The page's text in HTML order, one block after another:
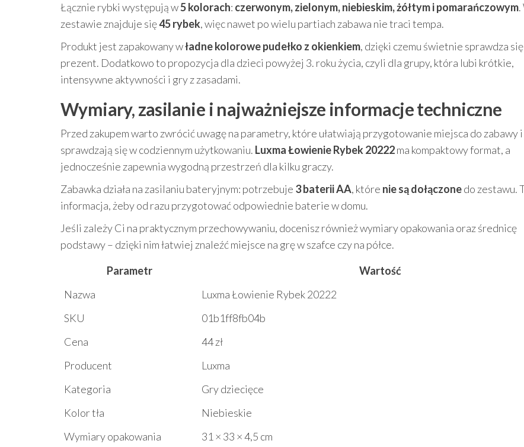
Łącznie rybki występują w5 kolorach: czerwonym, zielonym, niebieskim, żółtym i pomarańczowym.
zestawie znajduje się45 rybek, więc nawet po wielu partiach zabawa nie traci tempa.
Produkt jest zapakowany władne kolorowe pudełko z okienkiem, dzięki czemu świetnie sprawdza
prezent. Dodatkowo to propozycja dla dzieci powyżej 3. roku życia, czyli dla grupy, która lubi krótkie,
intensywne aktywności i gry z zasadami.
Wymiary, zasilanie i najważniejsze informacje techniczne
Przed zakupem warto zwrócić uwagę na parametry, które ułatwiają przygotowanie miejsca do zabawy i
sprawdzają się w codziennym użytkowaniu. Luxma Łowienie Rybek 20222ma kompaktowy format, a
jednocześnie zapewnia wygodną przestrzeń dla kilku graczy.
Zabawka działa na zasilaniu bateryjnym: potrzebuje 3 baterii AA, które nie są dołączonedo zestawu.
informacja, żeby od razu przygotować odpowiednie baterie w domu.
Jeśli zależy Ci na praktycznym przechowywaniu, docenisz również wymiary opakowania oraz średnicę
podstawy – dzięki nim łatwiej znaleźć miejsce na grę w szafce czy na półce.
Parametr
Wartość
Nazwa
Luxma Łowienie Rybek 20222
SKU
01b1ff8fb04b
Cena
44 zł
Producent
Luxma
Kategoria
Gry dziecięce
Kolor tła
Niebieskie
Wymiary opakowania
31 × 33 × 4,5 cm